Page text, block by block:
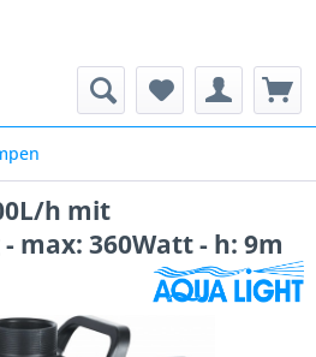
h mit
max: 360Watt - h: 9m